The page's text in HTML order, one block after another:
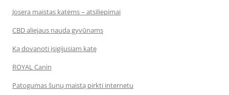
Josera maistas katėms – atsiliepimai
CBD aliejaus nauda gyvūnams
Ką dovanoti įsigijusiam katę
ROYAL Canin
Patogumas šunų maistą pirkti internetu